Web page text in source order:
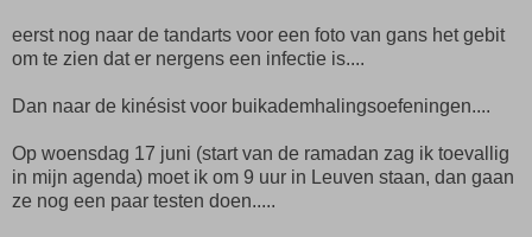
eerst nog naar de tandarts voor een foto van gans het gebit
om te zien dat er nergens een infectie is....
Dan naar de kinésist voor buikademhalingsoefeningen....
Op woensdag 17 juni (start van de ramadan zag ik toevallig
in mijn agenda) moet ik om 9 uur in Leuven staan, dan gaan
ze nog een paar testen doen.....